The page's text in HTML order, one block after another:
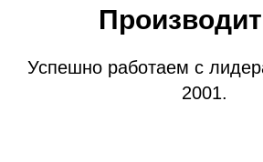
Успешно работаем с
2001.